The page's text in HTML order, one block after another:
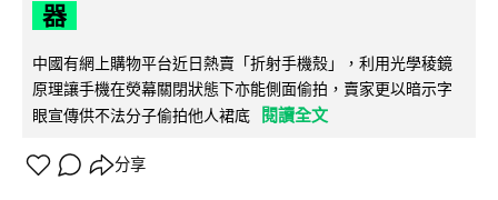
器
中國有網上購物平台近日熱賣「折射手機殼」，利用光學稜鏡
原理讓手機在熒幕關閉狀態下亦能側面偷拍，賣家更以暗示字
眼宣傳供不法分子偷拍他人裙底 閱讀全文
分享